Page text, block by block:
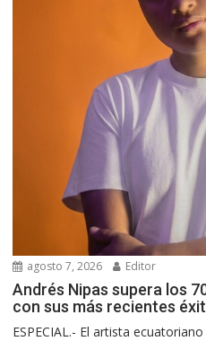
agosto 7, 2026 Editor
Andrés Nipas supera los
con sus más recientes
ESPECIAL.- El artista